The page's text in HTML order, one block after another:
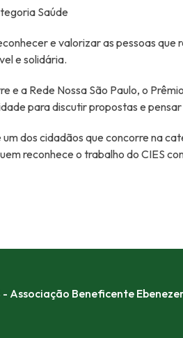
Saúde
e valorizar as pessoas
e solidária.
a Rede Nossa São Paulo, o
para discutir propostas e
dos cidadãos que concorre na
reconhece o trabalho do CIES
- Associação Beneficente